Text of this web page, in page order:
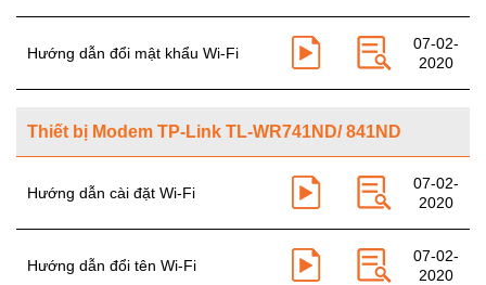
Hướng dẫn đổi mật khẩu Wi-Fi
07-02-
2020
Thiết bị Modem TP-Link TL-WR741ND/ 841ND
Hướng dẫn cài đặt Wi-Fi
07-02-
2020
Hướng dẫn đổi tên Wi-Fi
07-02-
2020